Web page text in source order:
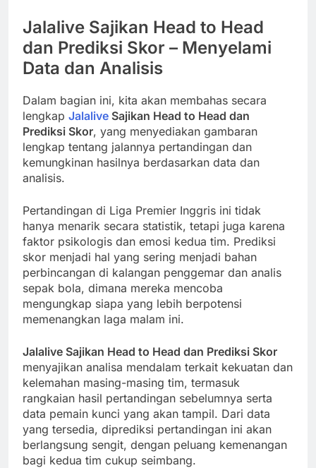
Jalalive Sajikan Head to Head
dan Prediksi Skor – Menyelami
Data dan Analisis
Dalam bagian ini, kita akan membahas secara
lengkap Jalalive Sajikan Head to Head dan
Prediksi Skor, yang menyediakan gambaran
lengkap tentang jalannya pertandingan dan
kemungkinan hasilnya berdasarkan data dan
analisis.
Pertandingan di Liga Premier Inggris ini tidak
hanya menarik secara statistik, tetapi juga karena
faktor psikologis dan emosi kedua tim. Prediksi
skor menjadi hal yang sering menjadi bahan
perbincangan di kalangan penggemar dan analis
sepak bola, dimana mereka mencoba
mengungkap siapa yang lebih berpotensi
memenangkan laga malam ini.
Jalalive Sajikan Head to Head dan Prediksi Skor
menyajikan analisa mendalam terkait kekuatan dan
kelemahan masing-masing tim, termasuk
rangkaian hasil pertandingan sebelumnya serta
data pemain kunci yang akan tampil. Dari data
yang tersedia, diprediksi pertandingan ini akan
berlangsung sengit, dengan peluang kemenangan
bagi kedua tim cukup seimbang.